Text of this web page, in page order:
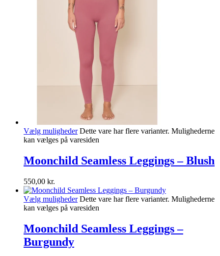
Vælg muligheder Dette vare har flere varianter. Mulighederne
kan vælges på varesiden
Moonchild Seamless Leggings – Blush
550,00 kr.
Vælg muligheder Dette vare har flere varianter. Mulighederne
kan vælges på varesiden
Moonchild Seamless Leggings –
Burgundy